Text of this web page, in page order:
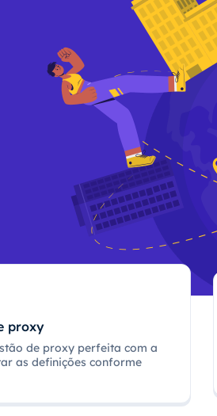
proxy
de proxy perfeita com a
as definições conforme